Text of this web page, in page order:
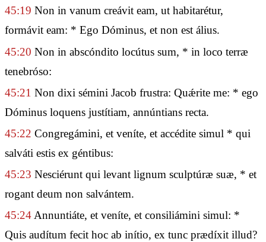
45:19 Non in vanum creávit eam, ut habitarétur,
formávit eam: * Ego Dóminus, et non est álius.
45:20 Non in abscóndito locútus sum, * in loco terræ
tenebróso:
45:21 Non dixi sémini Jacob frustra: Quǽrite me: * ego
Dóminus loquens justítiam, annúntians recta.
45:22 Congregámini, et veníte, et accédite simul * qui
salváti estis ex géntibus:
45:23 Nesciérunt qui levant lignum sculptúræ suæ, * et
rogant deum non salvántem.
45:24Annuntiáte, et veníte, et consiliámini simul: *
Quis audítum fecit hoc ab inítio, ex tunc prædíxit illud?